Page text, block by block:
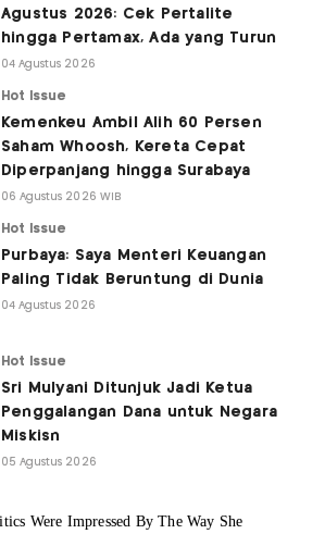
Agustus 2026: Cek Pertalite
hingga Pertamax, Ada yang Turun
04 Agustus 2026
Hot Issue
Kemenkeu Ambil Alih 60 Persen
Saham Whoosh, Kereta Cepat
Diperpanjang hingga Surabaya
06 Agustus 2026 WIB
Hot Issue
Purbaya: Saya Menteri Keuangan
Paling Tidak Beruntung di Dunia
04 Agustus 2026
Hot Issue
Sri Mulyani Ditunjuk Jadi Ketua
Penggalangan Dana untuk Negara
Miskisn
05 Agustus 2026